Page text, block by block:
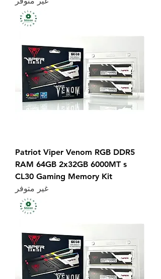
Patriot Viper Venom RGB DDR5
RAM 64GB 2x32GB 6000MT s
CL30 Gaming Memory Kit
غير متوفر